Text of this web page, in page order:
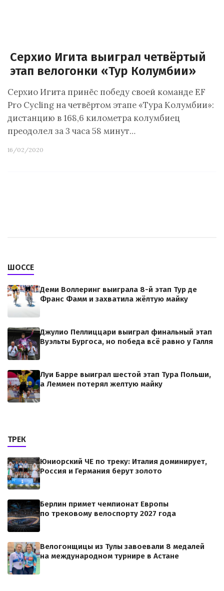
Серхио Игита выиграл четвёртый
этап велогонки «Тур Колумбии»
Серхио Игита принёс победу своей команде EF
Pro Cycling на четвёртом этапе «Тура Колумбии»:
дистанцию в 168,6 километра колумбиец
преодолел за 3 часа 58 минут…
16/02/2020
ШОССЕ
Деми Воллеринг выиграла 8-й этап Тур де
Франс Фамм и захватила жёлтую майку
Джулио Пеллиццари выиграл финальный этап
Вуэльты Бургоса, но победа всё равно у Галля
Луи Барре выиграл шестой этап Тура Польши,
а Леммен потерял желтую майку
ТРЕК
Юниорский ЧЕ по треку: Италия доминирует,
Россия и Германия берут золото
Берлин примет чемпионат Европы
по трековому велоспорту 2027 года
Велогонщицы из Тулы завоевали 8 медалей
на международном турнире в Астане